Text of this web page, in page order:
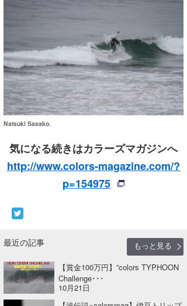
Natsuki Sasako.
気になる続きはカラーズマガジンへ
http://www.colors-magazine.com/?
p=154975
最近の記事
もっと見る
【賞⾦100万円】”colors TYPHOON
Challenge･･･
10月21日